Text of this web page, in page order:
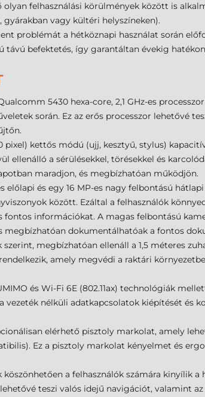
felhasználási körülmények között is
gyárakban vagy kültéri helyszíneken).
problémát a hétköznapi használat során
távú befektetés, így garantáltan évekig
5430 hexa-core, 2,1 GHz-es
során. Ez az erős processzor lehetővé
pixel) kettős módú (ujj, kesztyű, stylus)
a sérülésekkel, törésekkel és
maradjon, és megbízhatóan működjön.
előlapi és egy 16 MP-es nagy felbontású
között. Ezáltal a felhasználók
információkat. A magas felbontású
megbízhatóan dokumentálhatóak a fontos
megbízhatóan ellenáll a 1,5 méteres
amely megvédi a raktári
és Wi-Fi 6E (802.11ax) technológiák
nélküli adatkapcsolatok kiépítését és
elérhető pisztoly markolat, amely
Ez a pisztoly markolat kényelmet és
köszönhetően a felhasználók számára kinyílik
teszi valós idejű navigációt, valamint